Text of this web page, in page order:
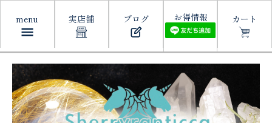
menu 実店舗 ブログ お得情報 カート